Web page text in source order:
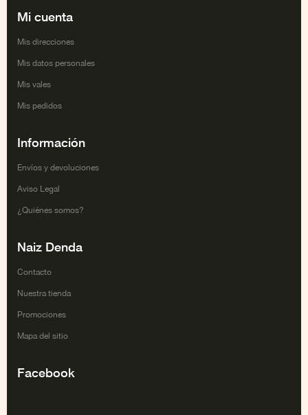
Mi cuenta
Mis direcciones
Mis datos personales
Mis vales
Mis pedidos
Información
Envíos y devoluciones
Aviso Legal
¿Quiénes somos?
Naiz Denda
Contacto
Nuestra tienda
Promociones
Mapa del sitio
Facebook